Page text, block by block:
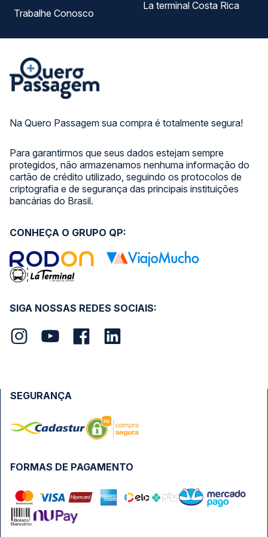
Na Quero Passagem sua compra é totalmente segura!
Para garantirmos que seus dados estejam sempre
protegidos, não armazenamos nenhuma informação do
cartão de crédito utilizado, seguindo os protocolos de
criptografia e de segurança das principais instituições
bancárias do Brasil.
Trabalhe Conosco
La terminal Costa Rica
SIGA NOSSAS REDES SOCIAIS:
CONHEÇA O GRUPO QP:
FORMAS DE PAGAMENTO
SEGURANÇA